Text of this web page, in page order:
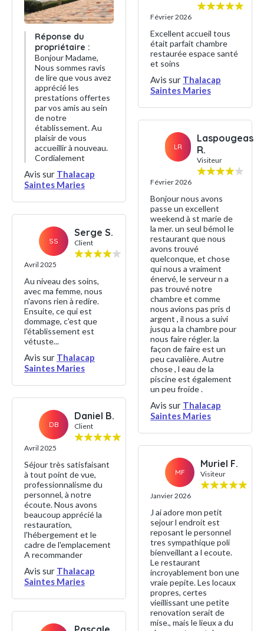
Réponse du
propriétaire :
Bonjour Madame,
Nous sommes ravis
de lire que vous avez
apprécié les
prestations offertes
par vos amis au sein
de notre
établissement. Au
plaisir de vous
accueillir à nouveau.
Cordialement
Avis sur Thalacap
Saintes Maries
SS
Serge S.
Client
Avril 2025
Au niveau des soins,
avec ma femme, nous
n'avons rien à redire.
Ensuite, ce qui est
dommage, c'est que
l'établissement est
vétuste...
Avis sur Thalacap
Saintes Maries
DB
Daniel B.
Client
Avril 2025
Séjour très satisfaisant
à tout point de vue,
professionnalisme du
personnel, à notre
écoute. Nous avons
beaucoup apprécié la
restauration,
l'hébergement et le
cadre de l'emplacement
A recommander
Avis sur Thalacap
Saintes Maries
Février 2026
Excellent accueil tous
était parfait chambre
restaurée espace santé
et soins
Avis sur Thalacap
Saintes Maries
LR
Laspougeas
R.
Visiteur
Février 2026
Bonjour nous avons
passe un excellent
weekend à st marie de
la mer. un seul bémol le
restaurant que nous
avons trouvé
quelconque, et chose
qui nous a vraiment
énervé, le serveur n a
pas trouvé notre
chambre et comme
nous avions pas pris d
argent , il nous a suivi
jusqu a la chambre pour
nous faire régler. la
façon de faire est un
peu cavalière. Autre
chose , l eau de la
piscine est également
un peu froide .
Avis sur Thalacap
Saintes Maries
MF
Muriel F.
Visiteur
Janvier 2026
J ai adore mon petit
sejour l endroit est
reposant le personnel
tres sympathique poli
bienveillant a l ecoute.
Le restaurant
incroyablement bon une
vraie pepite. Les locaux
propres, certes
vieillissant une petite
renovation serait de
mise., mais le lieux a du